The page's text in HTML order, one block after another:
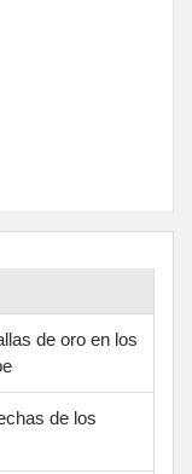
de oro en los
de los